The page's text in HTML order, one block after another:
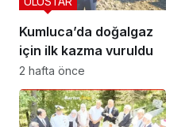
Kumluca’da doğalgaz
için ilk kazma vuruldu
2 hafta önce